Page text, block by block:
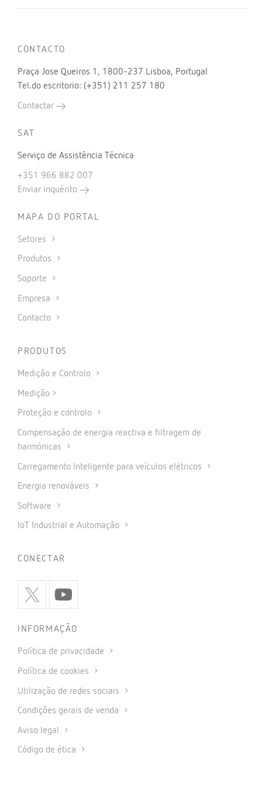
CONTACTO
Praça Jose Queiros 1, 1800-237 Lisboa, Portugal
Tel.do escritorio: (+351) 211 257 180
Contactar
SAT
Serviço de Assistência Técnica
+351 966 882 007
Enviar inquérito
MAPA DO PORTAL
Setores
Produtos
Soporte
Empresa
Contacto
PRODUTOS
Medição e Controlo
Medição
Proteção e controlo
Compensação de energia reactiva e filtragem de
harmónicas
Carregamento Inteligente para veículos elétricos
Energia renováveis
Software
IoT Industrial e Automação
CONECTAR
INFORMAÇÃO
Política de privacidade
Política de cookies
Utilização de redes sociais
Condições gerais de venda
Aviso legal
Código de ética